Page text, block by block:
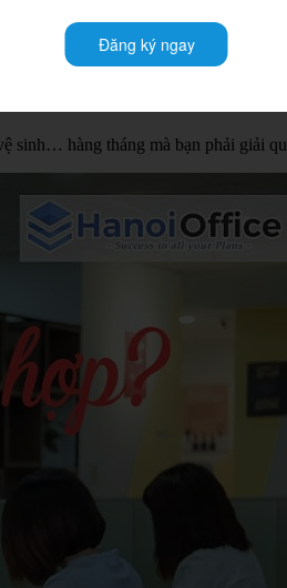
sinh… hàng tháng mà bạn phải giải
Đăng ký ngay